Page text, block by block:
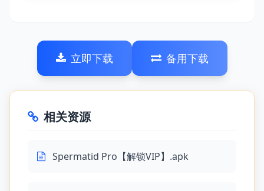
立即下载 备用下载
相关资源
Spermatid Pro【解锁VIP】.apk